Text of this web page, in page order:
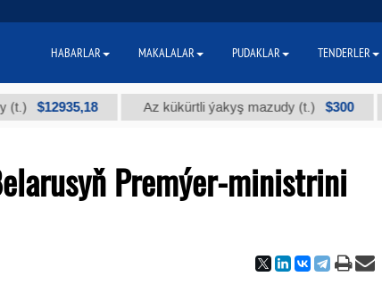
Az kükürtli ýakyş mazudy (t.) $300
Premýer-ministrini
HABARLAR MAKALALAR PUDAKLAR TENDERLER